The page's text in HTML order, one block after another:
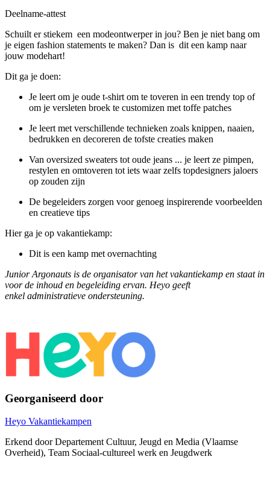
Deelname-attest
Schuilt er stiekem een modeontwerper in jou? Ben je niet bang om
je eigen fashion statements te maken? Dan is dit een kamp naar
jouw modehart!
Dit ga je doen:
Je leert om je oude t-shirt om te toveren in een trendy top of
om je versleten broek te customizen met toffe patches
Je leert met verschillende technieken zoals knippen, naaien,
bedrukken en decoreren de tofste creaties maken
Van oversized sweaters tot oude jeans ... je leert ze pimpen,
restylen en omtoveren tot iets waar zelfs topdesigners jaloers
op zouden zijn
De begeleiders zorgen voor genoeg inspirerende voorbeelden
en creatieve tips
Hier ga je op vakantiekamp:
Dit is een kamp met overnachting
Junior Argonauts is de organisator van het vakantiekamp en staat in
voor de inhoud en begeleiding ervan. Heyo geeft
enkel administratieve ondersteuning.
Georganiseerd door
Heyo Vakantiekampen
Erkend door Departement Cultuur, Jeugd en Media (Vlaamse
Overheid), Team Sociaal-cultureel werk en Jeugdwerk